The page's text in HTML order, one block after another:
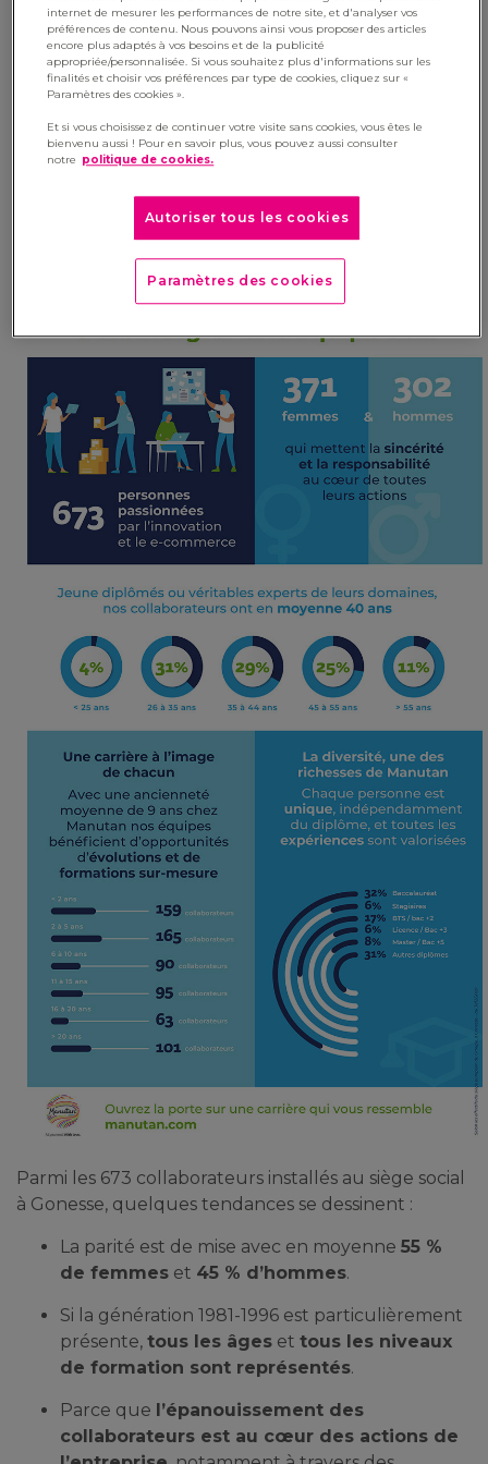
richesse »
11 mai 2021
Au sein du groupe Manutan, nous sommes
convaincus que chaque collaborateur apporte
une contribution personnelle à l’entreprise. C’est
valorisons toutes les expériences. Cela se traduit
par une diversité de profils qui incarne notre
culture commune et constitue notre richesse.
Parmi les 673 collaborateurs installés au siège social
à Gonesse, quelques tendances se dessinent :
La parité est de mise avec en moyenne 55 %
de femmes et 45 % d’hommes.
Si la génération 1981-1996 est particulièrement
présente, tous les âges et tous les niveaux
de formation sont représentés.
Parce que l’épanouissement des
collaborateurs est au cœur des actions de
internet de mesurer les performances de notre site, et d'analyser vos
préférences de contenu. Nous pouvons ainsi vous proposer des articles
encore plus adaptés à vos besoins et de la publicité
appropriée/personnalisée. Si vous souhaitez plus d'informations sur les
finalités et choisir vos préférences par type de cookies, cliquez sur «
Paramètres des cookies ».
Et si vous choisissez de continuer votre visite sans cookies, vous êtes le
bienvenu aussi ! Pour en savoir plus, vous pouvez aussi consulter
notre politique de cookies.
Autoriser tous les cookies
Paramètres des cookies